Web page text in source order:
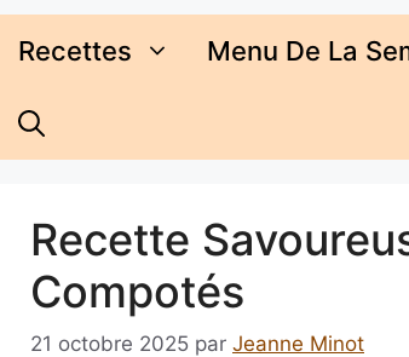
Recettes Menu De La
Recette
Compotés
21 octobre 2025 par Jeanne Minot